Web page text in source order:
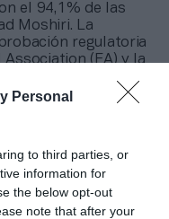
Personal
to third parties, or
information for
the below opt-out
note that after your
el 94,1% de las
Moshiri. La
regulatoria
(FA) y la
a lo largo del
preferida de Google
de actualidad.
ACTIVAR AHORA